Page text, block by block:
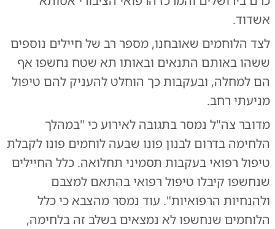
אשדוד.
לצד הלוחמים שאובחנו, מספר רב של חיילים נוספים
ששהו באותם התנאים ובאותו תא שטח נחשפו אף
הם למחלה, ובעקבות כך הוחלט להעניק להם טיפול
מניעתי רחב.
מדובר צה"ל נמסר בתגובה לאירוע כי "במהלך
הלחימה בדרום לבנון פונו שבעה לוחמים פונו לקבלת
טיפול רפואי בעקבות תסמיני תחלואה. כלל החיילים
שנחשפו קיבלו טיפול רפואי בהתאם למצבם
ולהנחיות הרפואיות". עוד נמסר מהצבא כי כלל
הלוחמים שנחשפו לא נמצאים בשלב זה בלחימה,